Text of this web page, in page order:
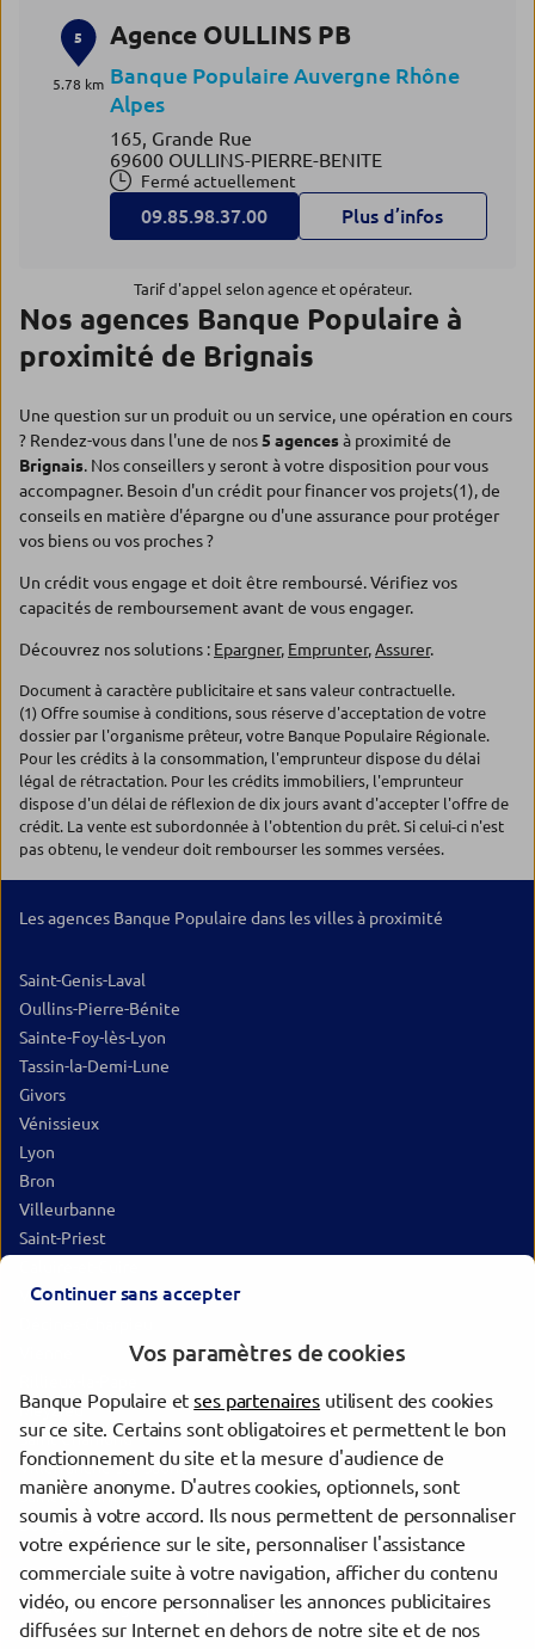
5
5.78 km
Agence OULLINS PB
Banque Populaire Auvergne Rhône
Alpes
165, Grande Rue
69600 OULLINS-PIERRE-BENITE
Fermé actuellement
09.85.98.37.00 Plus d’infos
Tarif d'appel selon agence et opérateur.
Nos agences Banque Populaire à
proximité de Brignais
Une question sur un produit ou un service, une opération en cours
? Rendez-vous dans l'une de nos5 agencesà proximité de
Brignais. Nos conseillers y seront à votre disposition pour vous
accompagner. Besoin d'un crédit pour financer vos projets(1), de
conseils en matière d'épargne ou d'une assurance pour protéger
vos biens ou vos proches ?
Un crédit vous engage et doit être remboursé. Vérifiez vos
capacités de remboursement avant de vous engager.
Découvrez nos solutions : Epargner, Emprunter,Assurer.
Document à caractère publicitaire et sans valeur contractuelle.
(1) Offre soumise à conditions, sous réserve d'acceptation de votre
dossier par l'organisme prêteur, votre Banque Populaire Régionale.
Pour les crédits à la consommation, l'emprunteur dispose du délai
légal de rétractation. Pour les crédits immobiliers, l'emprunteur
dispose d'un délai de réflexion de dix jours avant d'accepter l'offre de
crédit. La vente est subordonnée à l'obtention du prêt. Si celui-ci n'est
pas obtenu, le vendeur doit rembourser les sommes versées.
Les agences Banque Populaire dans les villes à proximité
Saint-Genis-Laval
Oullins-Pierre-Bénite
Sainte-Foy-lès-Lyon
Tassin-la-Demi-Lune
Givors
Vénissieux
Lyon
Bron
Villeurbanne
Saint-Priest
Vaulx-en-Velin
Meyzieu
Saint-Chamond
Villefranche-sur-Saône
Saint-Étienne
Bourgoin-Jallieu
Trouver une agence Banque Populaire
Rhône
Continuer sans accepter
Vos paramètres de cookies
Banque Populaire etses partenaires utilisent des cookies
sur ce site. Certains sont obligatoires et permettent le bon
fonctionnement du site et la mesure d'audience de
manière anonyme. D'autres cookies, optionnels, sont
soumis à votre accord. Ils nous permettent de personnaliser
votre expérience sur le site, personnaliser l'assistance
commerciale suite à votre navigation, afficher du contenu
vidéo, ou encore personnaliser les annonces publicitaires
diffusées sur Internet en dehors de notre site et de nos